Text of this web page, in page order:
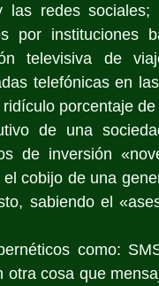
las redes
por instituciones
televisiva de
telefónicas en
porcentaje
de una
de inversión
cobijo de una
sabiendo el
como:
otra cosa que